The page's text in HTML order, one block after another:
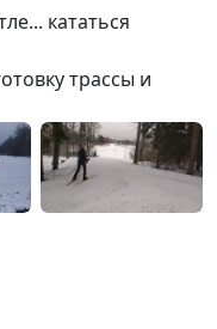
кататься
трассы и